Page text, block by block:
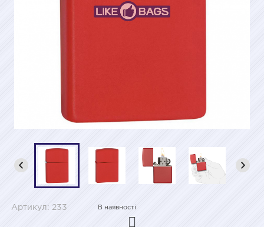
Артикул: 233 В наявності